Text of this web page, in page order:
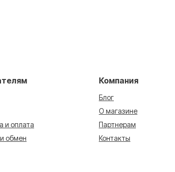
и оплата
обмен
Компания
Блог
О магазине
Партнерам
Контакты